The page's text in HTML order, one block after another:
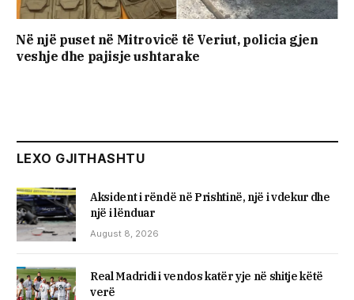
Në një puset në Mitrovicë të Veriut, policia gjen
veshje dhe pajisje ushtarake
LEXO GJITHASHTU
Aksident i rëndë në Prishtinë, një i vdekur dhe
një i lënduar
August 8, 2026
Real Madridi i vendos katër yje në shitje këtë
verë